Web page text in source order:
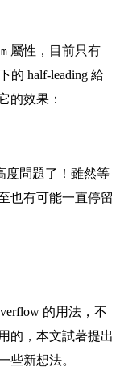
屬性，目前只有
的 half-leading 給
的效果：
度問題了！雖然等
也有可能一直停留
的用法，不
的，本文試著提出
些新想法。